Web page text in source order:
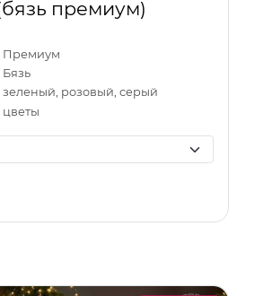
премиум)
Премиум
Бязь
зеленый, розовый, серый
цветы